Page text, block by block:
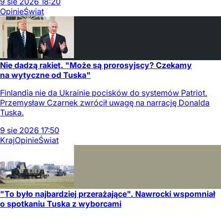
OpinieŚwiat
Nie dadzą rakiet. "Może są prorosyjscy? Czekamy
na wytyczne od Tuska"
Finlandia nie da Ukrainie pocisków do systemów Patriot.
Przemysław Czarnek zwrócił uwagę na narrację Donalda
Tuska.
9 sie 2026 17:50
KrajOpinieŚwiat
"To było najbardziej przerażające". Nawrocki wspomniał
o spotkaniu Tuska z wyborcami